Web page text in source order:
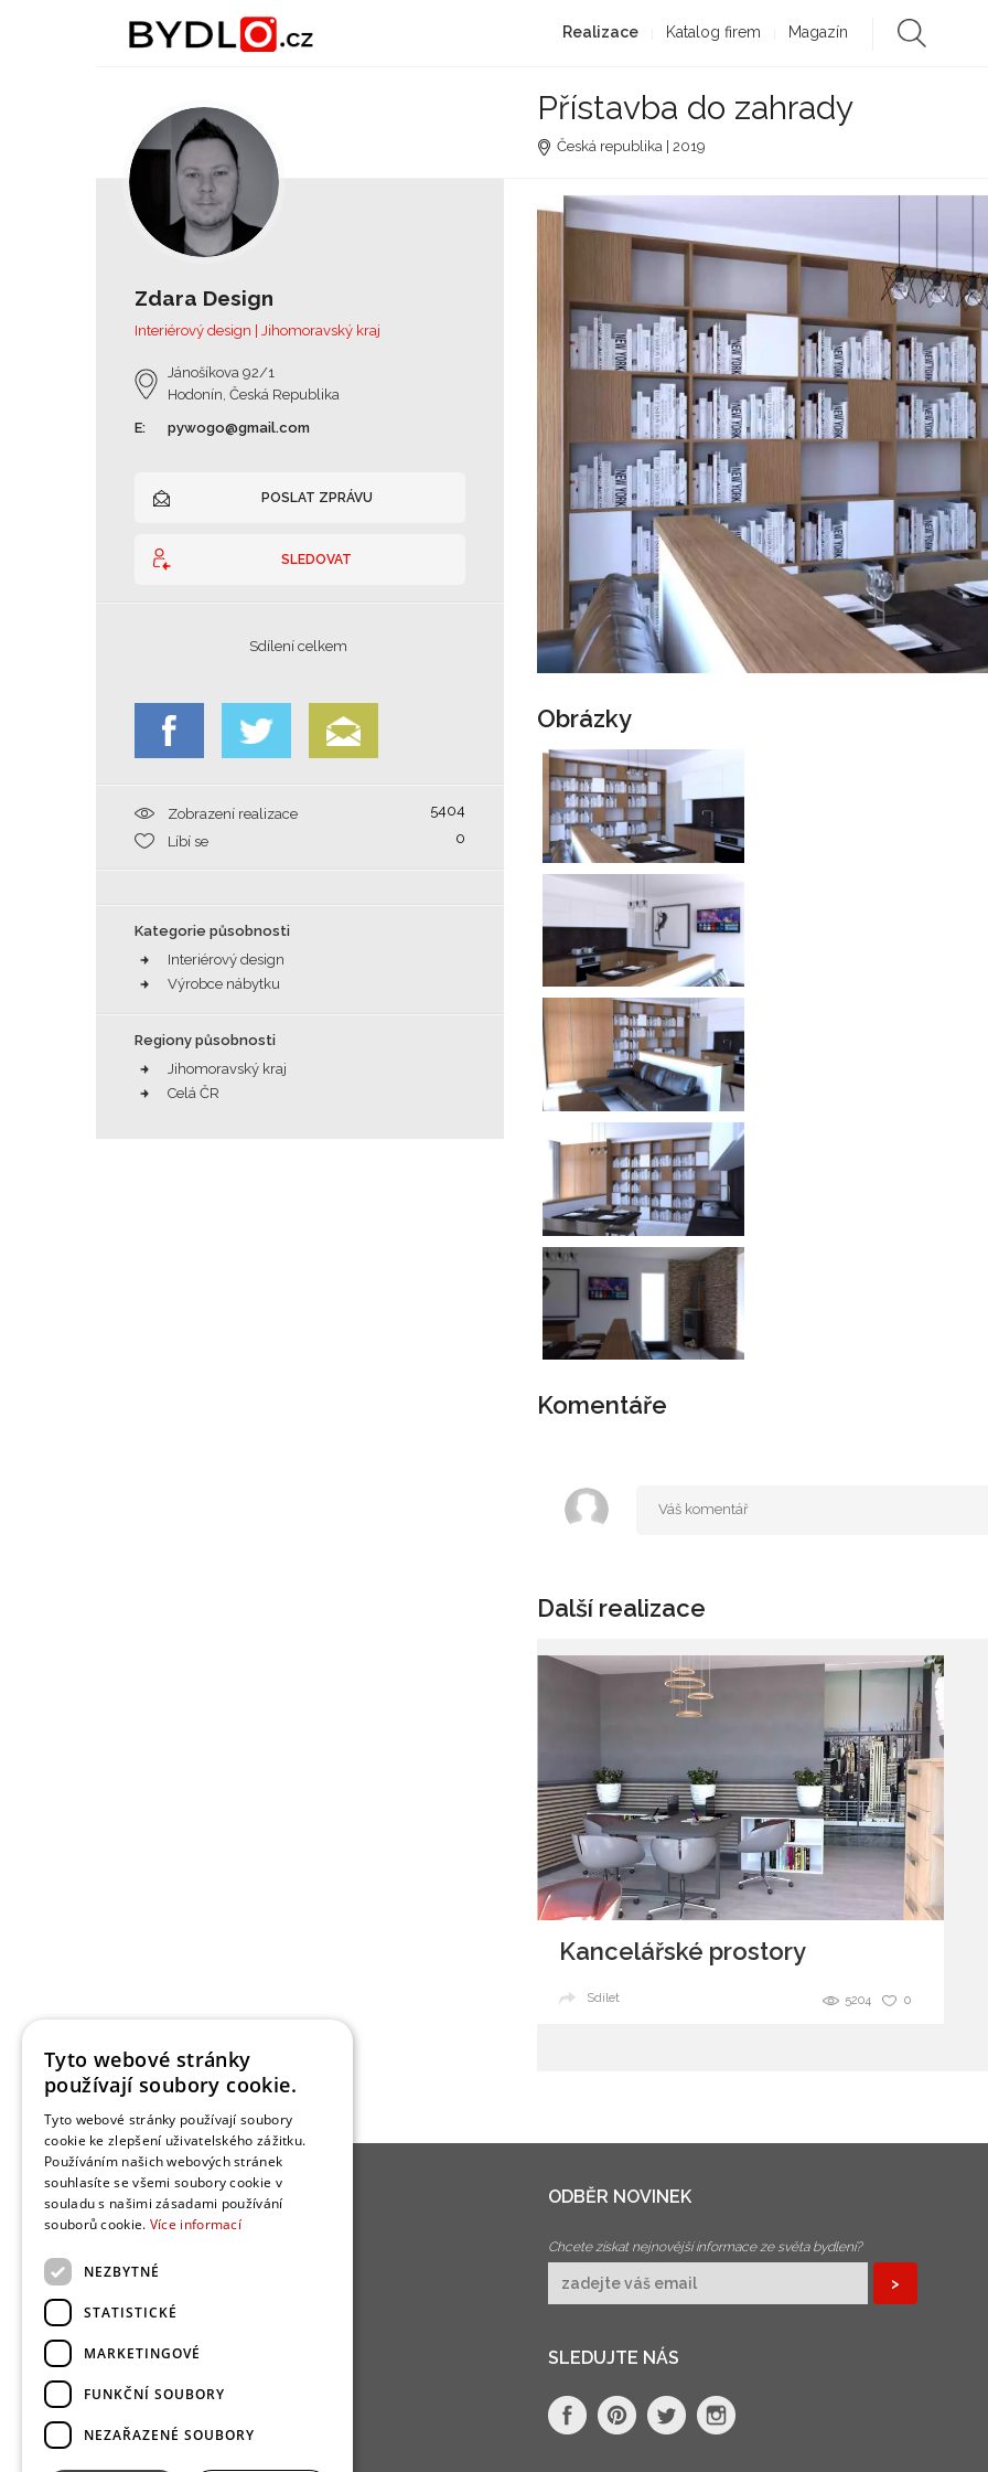
Realizace Katalog firem Magazín
Přístavba do zahrady
Česká republika | 2019
Zdara Design
Interiérový design | Jihomoravský kraj
Jánošíkova 92/1
Hodonín, Česká Republika
E:
pywogo@gmail.com
POSLAT ZPRÁVU
SLEDOVAT
Sdílení celkem
Zobrazení realizace
5404
Líbí se
0
Kategorie působnosti
Interiérový design
Výrobce nábytku
Regiony působnosti
Jihomoravský kraj
Celá ČR
Obrázky
Komentáře
Další realizace
Kancelářské prostory
0
5204
Sdílet
O BYDLENÍ
Dům / architektura
Dřevostavba
ODBĚR NOVINEK
Chcete získat nejnovější informace ze světa bydlení?
SLEDUJTE NÁS
Tyto webové stránky
používají soubory cookie.
Tyto webové stránky používají soubory
cookie ke zlepšení uživatelského zážitku.
Používáním našich webových stránek
souhlasíte se všemi soubory cookie v
souladu s našimi zásadami používání
souborů cookie. Více informací
NEZBYTNÉ
STATISTICKÉ
MARKETINGOVÉ
FUNKČNÍ SOUBORY
NEZAŘAZENÉ SOUBORY